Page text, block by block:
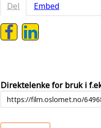
Del Embed
Direktelenke for bruk i